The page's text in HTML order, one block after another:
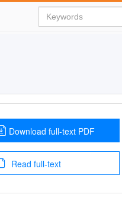
Download full-text PDF
Read full-text